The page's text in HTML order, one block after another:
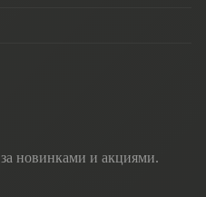
новинками и акциями.